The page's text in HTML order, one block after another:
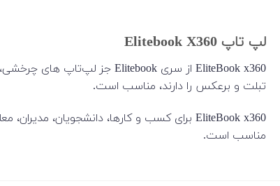
لپ تاپ Elitebook X360
تبلت و برعکس را دارند، مناسب است.
EliteBook x360 برای کسب و کارها، دانشجویان، مدیران، معلمان و هر کسی که به دنبال یک
مناسب است.